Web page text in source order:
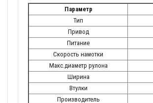
Параметр
Тип
Привод
Питание
Скорость намотки
Макс.диаметр рулона
Ширина
Втулки
Производитель